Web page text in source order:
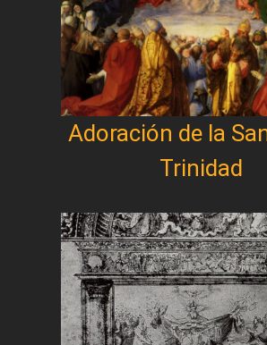
Adoración de la
Trinidad